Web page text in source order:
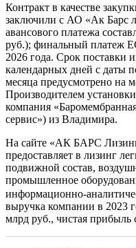
Контракт в качестве
заключили с АО «Ак Барс
авансового платежа
руб.); финальный платеж
2026 года. Срок поставки
календарных дней с даты
месяца предусмотрено на
Производителем
компания
сервис») из Владимира.
На сайте «АК БАРС
предоставляет в лизинг
подвижной состав,
промышленное
информационно-
выручка компании в 2023
млрд руб., чистая прибыль